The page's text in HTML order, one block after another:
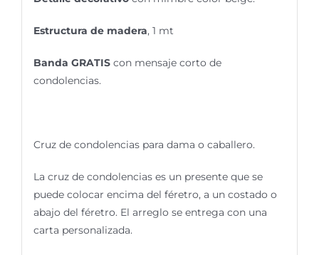
Estructura de madera, 1 mt
Banda GRATIScon mensaje corto de
condolencias.
Cruz de condolencias para dama o caballero.
La cruz de condolencias es un presente que se
puede colocar encima del féretro, a un costado o
abajo del féretro. El arreglo se entrega con una
carta personalizada.